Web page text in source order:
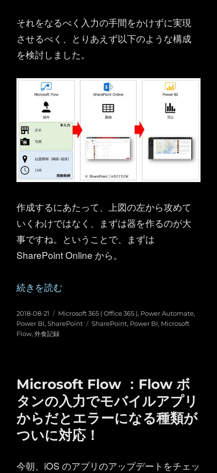
それをなるべく入力の手間をかけずに実現
させるべく、とりあえず以下のような構成
を検討しました。
作成するにあたって、上図の左から攻めて
いくわけではなく、まずは器を作るのが大
事ですね。ということで、まずは
SharePoint Online から。
“Office 365 ： Microsoft Flow + SharePoint +
続きを読む
投
稿
日:
2018-08-21
カ
テ
ゴ
Microsoft 365 ( Office 365 ), Power Automate,
Power BI,SharePoint
タ
SharePoint, Power BI, Microsoft
Flow,外食記録
Microsoft Flow ：Flow ボ
タンの入力でモバイルアプリ
からだとエラーになる種類が
ついに対応！
今朝、iOS のアプリのアップデートをチェッ